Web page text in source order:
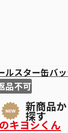
新商品
探す
ールスター
品不可
キヨシくん